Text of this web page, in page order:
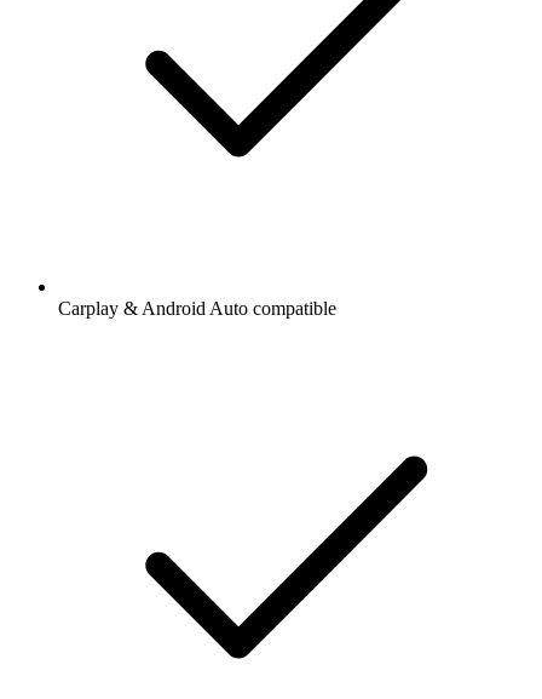
Carplay & Android Auto compatible